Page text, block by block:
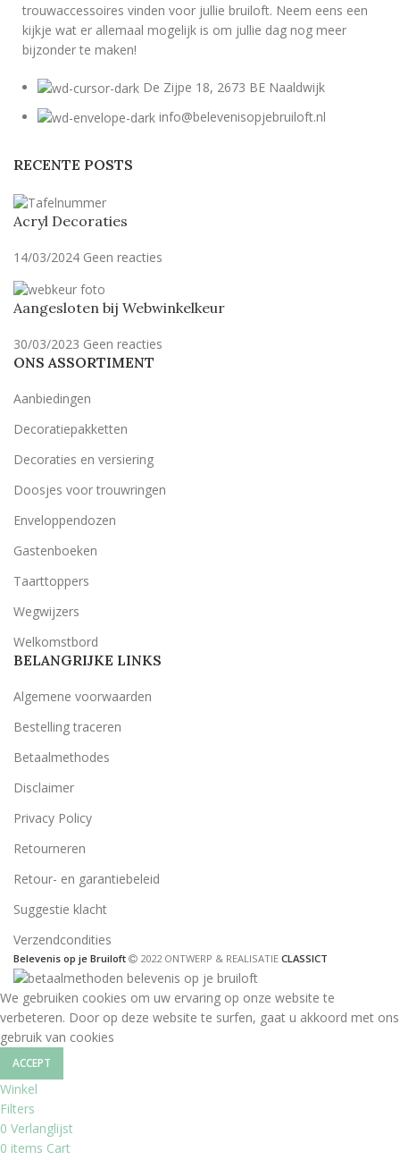
trouwaccessoires vinden voor jullie bruiloft. Neem eens een
kijkje wat er allemaal mogelijk is om jullie dag nog meer
bijzonder te maken!
De Zijpe 18, 2673 BE Naaldwijk
info@belevenisopjebruiloft.nl
RECENTE POSTS
Acryl Decoraties
14/03/2024 Geen reacties
Aangesloten bij Webwinkelkeur
30/03/2023 Geen reacties
ONS ASSORTIMENT
Aanbiedingen
Decoratiepakketten
Decoraties en versiering
Doosjes voor trouwringen
Enveloppendozen
Gastenboeken
Taarttoppers
Wegwijzers
Welkomstbord
BELANGRIJKE LINKS
Algemene voorwaarden
Bestelling traceren
Betaalmethodes
Disclaimer
Privacy Policy
Retourneren
Retour- en garantiebeleid
Suggestie klacht
Verzendcondities
Belevenis op je Bruiloft 2022 ONTWERP & REALISATIE CLASSICT
We gebruiken cookies om uw ervaring op onze website te
verbeteren. Door op deze website te surfen, gaat u akkoord met ons
gebruik van cookies
ACCEPT
Winkel
Filters
0 Verlanglijst
0 items Cart